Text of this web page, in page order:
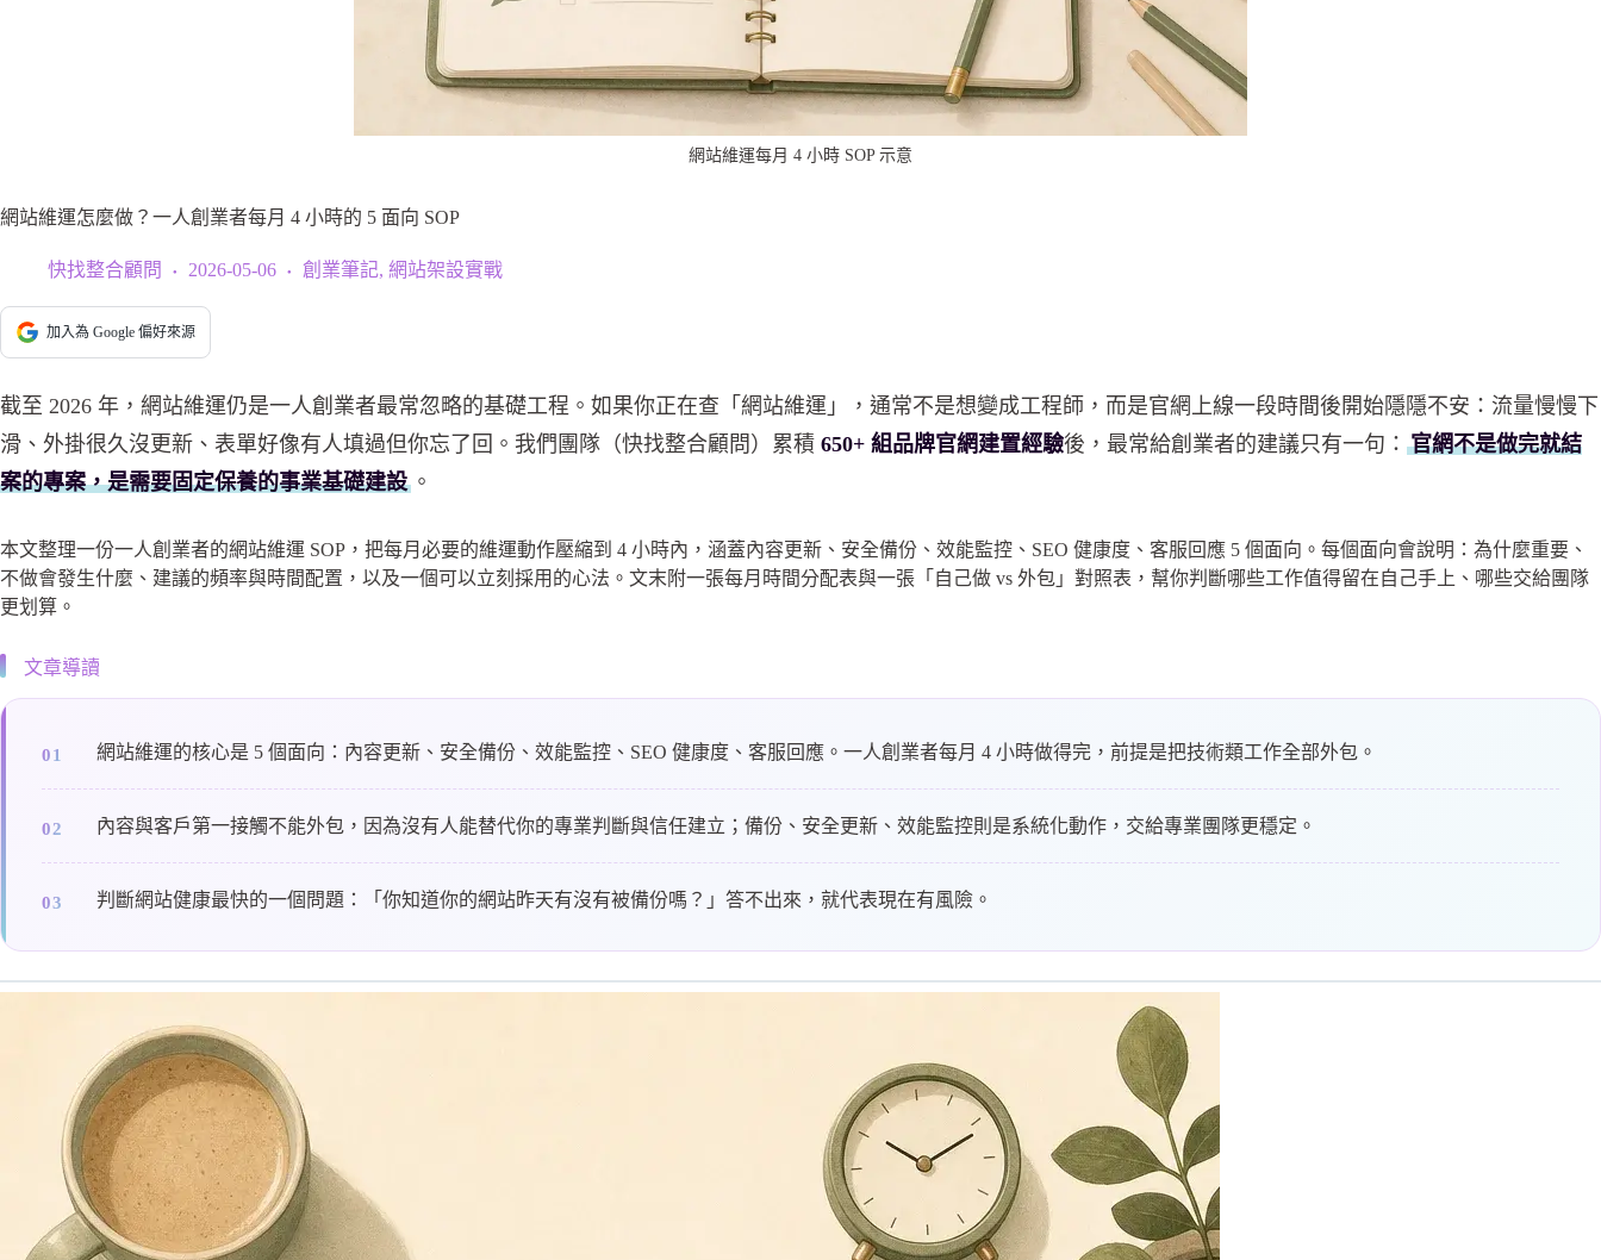
網站維運每月 4 小時 SOP 示意
網站維運怎麼做？一人創業者每月 4 小時的 5 面向 SOP
快找整合顧問 2026-05-06 創業筆記, 網站架設實戰
加入為 Google 偏好來源
截至 2026 年，網站維運仍是一人創業者最常忽略的基礎工程。如果你正在查「網站維運」，通常不是想變成工程師，而是官網上線一段時間後開始隱隱不安：流量慢慢下
滑、外掛很久沒更新、表單好像有人填過但你忘了回。我們團隊（快找整合顧問）累積 650+ 組品牌官網建置經驗後，最常給創業者的建議只有一句： 官網不是做完就結
案的專案，是需要固定保養的事業基礎建設 。
本文整理一份一人創業者的網站維運 SOP，把每月必要的維運動作壓縮到 4 小時內，涵蓋內容更新、安全備份、效能監控、SEO 健康度、客服回應 5 個面向。每個面向會說明：為什麼重要、
不做會發生什麼、建議的頻率與時間配置，以及一個可以立刻採用的心法。文末附一張每月時間分配表與一張「自己做 vs 外包」對照表，幫你判斷哪些工作值得留在自己手上、哪些交給團隊
更划算。
文章導讀
網站維運的核心是 5 個面向：內容更新、安全備份、效能監控、SEO 健康度、客服回應。一人創業者每月 4 小時做得完，前提是把技術類工作全部外包。
內容與客戶第一接觸不能外包，因為沒有人能替代你的專業判斷與信任建立；備份、安全更新、效能監控則是系統化動作，交給專業團隊更穩定。
判斷網站健康最快的一個問題：「你知道你的網站昨天有沒有被備份嗎？」答不出來，就代表現在有風險。